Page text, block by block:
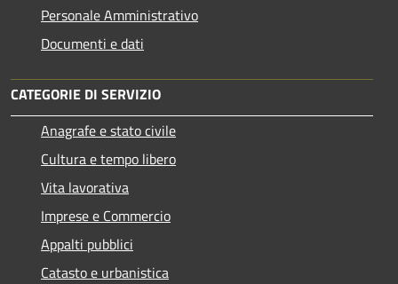
Personale Amministrativo
Documenti e dati
CATEGORIE DI SERVIZIO
Anagrafe e stato civile
Cultura e tempo libero
Vita lavorativa
Imprese e Commercio
Appalti pubblici
Catasto e urbanistica